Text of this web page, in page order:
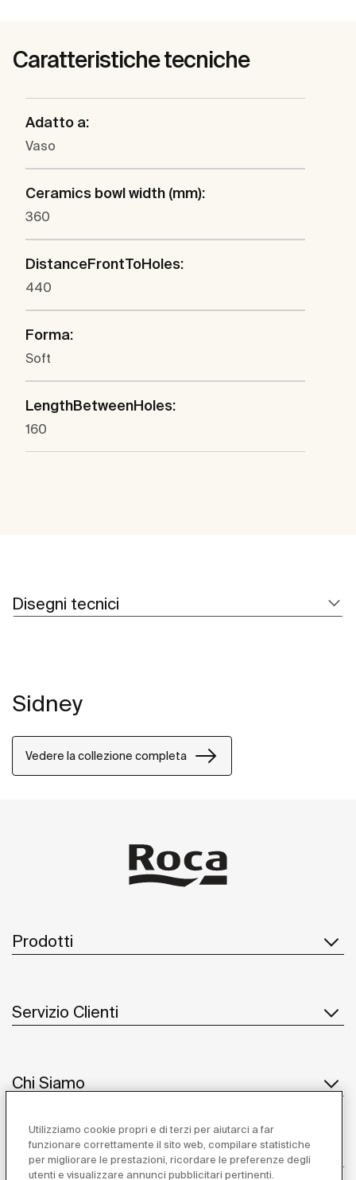
Caratteristiche tecniche
Adatto a:
Vaso
Ceramics bowl width (mm):
360
DistanceFrontToHoles:
440
Forma:
Soft
LengthBetweenHoles:
160
Disegni tecnici
Sidney
Vedere la collezione completa
Prodotti
Servizio Clienti
Chi Siamo
Ispirazione
Utilizziamo cookie propri e di terzi per aiutarci a far
funzionare correttamente il sito web, compilare statistiche
per migliorare le prestazioni, ricordare le preferenze degli
utenti e visualizzare annunci pubblicitari pertinenti.